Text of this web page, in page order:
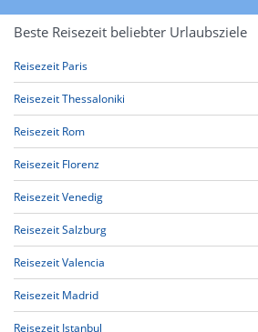
Beste Reisezeit beliebter Urlaubsziele
Reisezeit Paris
Reisezeit Thessaloniki
Reisezeit Rom
Reisezeit Florenz
Reisezeit Venedig
Reisezeit Salzburg
Reisezeit Valencia
Reisezeit Madrid
Reisezeit Istanbul